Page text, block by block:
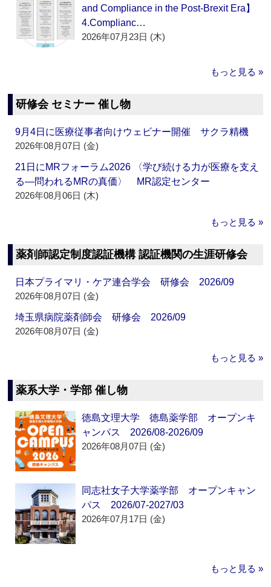
and Compliance in the Post-Brexit Era】
4.Complianc…
2026年07月23日 (木)
もっと見る »
研修会 セミナー 催し物
9月4日に医療従事者向けウェビナー開催 サクラ精機
2026年08月07日 (金)
21日にMRフォーラム2026 〈学び続ける力が医療を支え
る―問われるMRの真価〉 MR認定センター
2026年08月06日 (木)
もっと見る »
薬剤師認定制度認証機構 認証機関の生涯研修会
日本プライマリ・ケア連合学会 研修会 2026/09
2026年08月07日 (金)
埼玉県病院薬剤師会 研修会 2026/09
2026年08月07日 (金)
もっと見る »
薬系大学・学部 催し物
徳島文理大学 徳島薬学部 オープンキ
ャンパス 2026/08-2026/09
2026年08月07日 (金)
同志社女子大学薬学部 オープンキャン
パス 2026/07-2027/03
2026年07月17日 (金)
もっと見る »